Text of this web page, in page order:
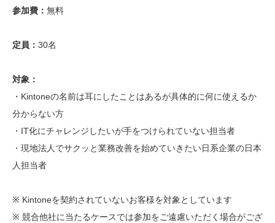
参加費： 無料
定員： 30名
対象：
・Kintoneの名前は耳にしたことはあるが具体的に何に使えるか
分からない方
・IT化にチャレンジしたいが手をつけられていない担当者
・現地法人でサクッと業務改善を始めていきたい日系企業の日本
人担当者
※ Kintoneを契約されていないお客様を対象としています
※ 競合他社に当たるケースでは参加をご遠慮いただく場合がござ